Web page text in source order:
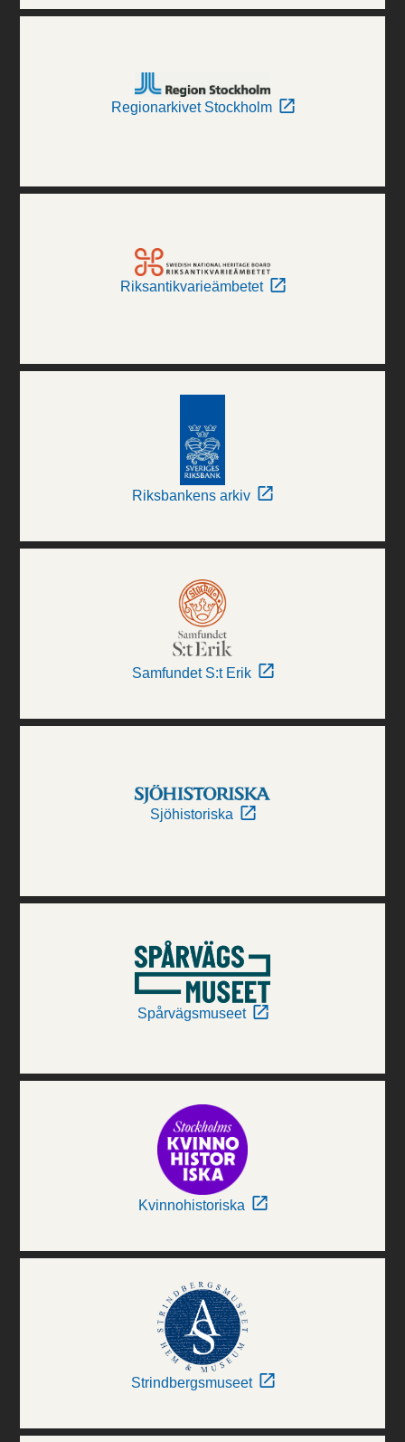
Regionarkivet Stockholm
Riksantikvarieämbetet
Riksbankens arkiv
Samfundet S:t Erik
Sjöhistoriska
Spårvägsmuseet
Kvinnohistoriska
Strindbergsmuseet